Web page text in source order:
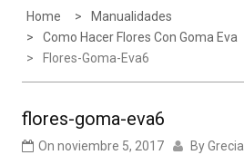
Home
Manualidades
Como Hacer Flores Con Goma Eva
Flores-Goma-Eva6
flores-goma-eva6
On noviembre 5, 2017 ByGrecia